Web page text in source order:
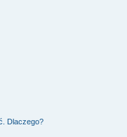
Dlaczego?